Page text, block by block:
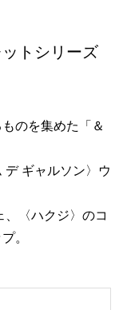
トシリーズ
のを集めた「＆
ギャルソン〉ウ
、〈ハクジ〉のコ
プ。